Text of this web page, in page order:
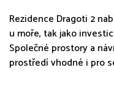
Rezidence Dragoti 2
u moře, tak jako
Společné prostory a
prostředí vhodné i pro